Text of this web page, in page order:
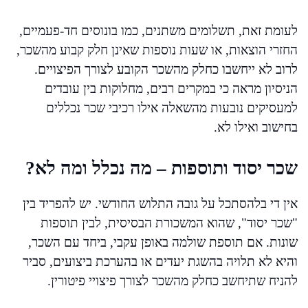
לעומת זאת, תשלומים משתנים, כמו בונוסים חד-פעמיים,
החזרי הוצאות, או שעות נוספות שאינן חלק קבוע מהשכר,
לרוב לא ייחשבו כחלק מהשכר הקובע לצורך הפיצויים.
הניסיון מראה כי במקרים רבים, מחלוקות בין עובדים
למעסיקים נובעות מהשאלה אילו רכיבי שכר נכללים
בחישוב ואילו לא.
שכר יסוד ותוספות – מה נכלל ומה לא?
אין די בלהסתכל על גובה התלוש החודשי. יש להפריד בין
"שכר יסוד", שהוא המשכורת הבסיסית, לבין תוספות
שונות. אם תוספת שולמה באופן עקבי, ביחד עם השכר,
והיא לא תלויה בהשגת יעדים או בהערכת ביצועים, סביר
להניח שתיחשב כחלק מהשכר לצורך פיצויי פיטורין.